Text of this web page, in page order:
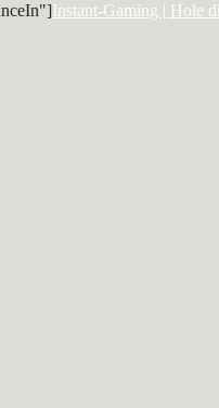
Instant-Gaming | Hole